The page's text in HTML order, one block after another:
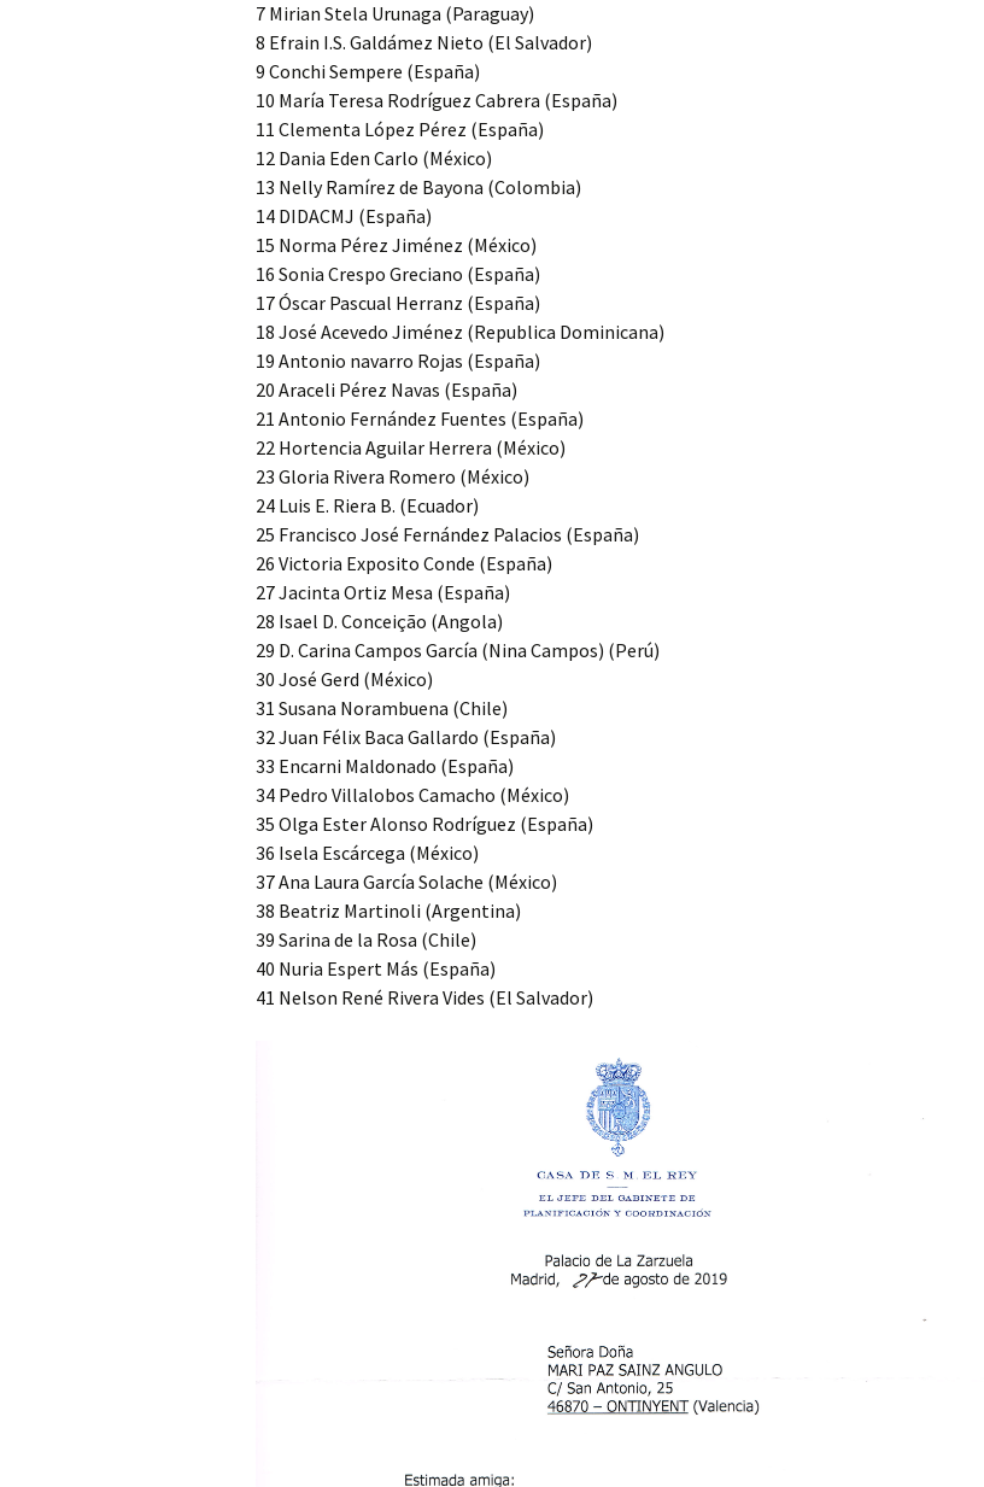
7 Mirian Stela Urunaga (Paraguay)
8 Efrain I.S. Galdámez Nieto (El Salvador)
9 Conchi Sempere (España)
10 María Teresa Rodríguez Cabrera (España)
11 Clementa López Pérez (España)
12 Dania Eden Carlo (México)
13 Nelly Ramírez de Bayona (Colombia)
14 DIDACMJ (España)
15 Norma Pérez Jiménez (México)
16 Sonia Crespo Greciano (España)
17 Óscar Pascual Herranz (España)
18 José Acevedo Jiménez (Republica Dominicana)
19 Antonio navarro Rojas (España)
20 Araceli Pérez Navas (España)
21 Antonio Fernández Fuentes (España)
22 Hortencia Aguilar Herrera (México)
23 Gloria Rivera Romero (México)
24 Luis E. Riera B. (Ecuador)
25 Francisco José Fernández Palacios (España)
26 Victoria Exposito Conde (España)
27 Jacinta Ortiz Mesa (España)
28 Isael D. Conceição (Angola)
29 D. Carina Campos García (Nina Campos) (Perú)
30 José Gerd (México)
31 Susana Norambuena (Chile)
32 Juan Félix Baca Gallardo (España)
33 Encarni Maldonado (España)
34 Pedro Villalobos Camacho (México)
35 Olga Ester Alonso Rodríguez (España)
36 Isela Escárcega (México)
37 Ana Laura García Solache (México)
38 Beatriz Martinoli (Argentina)
39 Sarina de la Rosa (Chile)
40 Nuria Espert Más (España)
41 Nelson René Rivera Vides (El Salvador)